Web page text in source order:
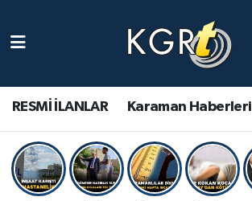
RESMİ İLANLAR Karaman Haberleri
Gündem Haberleri
Güncel Haberler
Spor Haberleri